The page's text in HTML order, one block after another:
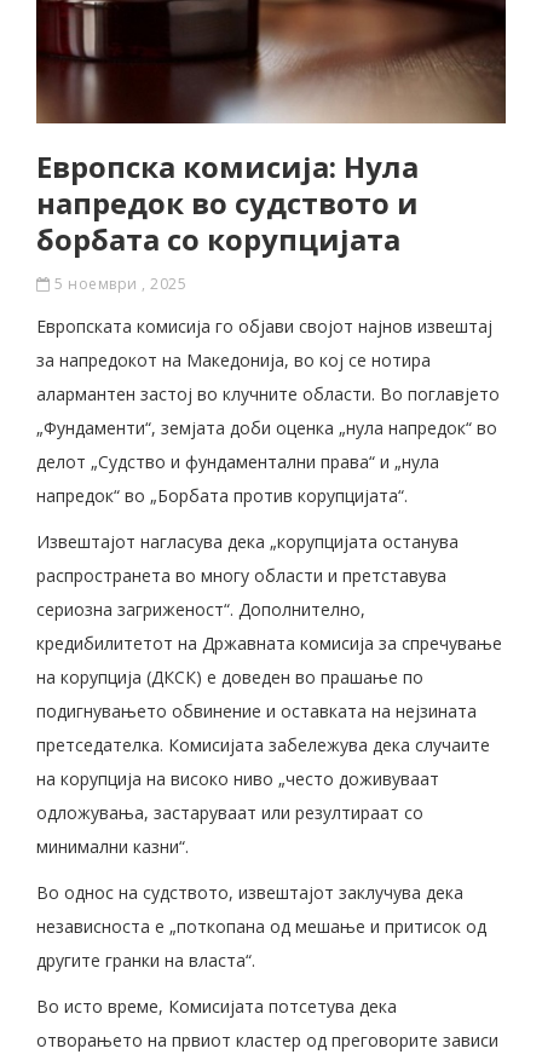
Европска комисија: Нула
напредок во судството и
борбата со корупцијата
5 ноември , 2025
Европската комисија го објави својот најнов извештај
за напредокот на Македонија, во кој се нотира
алармантен застој во клучните области. Во поглавјето
„Фундаменти“, земјата доби оценка „нула напредок“ во
делот „Судство и фундаментални права“ и „нула
напредок“ во „Борбата против корупцијата“.
Извештајот нагласува дека „корупцијата останува
распространета во многу области и претставува
сериозна загриженост“. Дополнително,
кредибилитетот на Државната комисија за спречување
на корупција (ДКСК) е доведен во прашање по
подигнувањето обвинение и оставката на нејзината
претседателка. Комисијата забележува дека случаите
на корупција на високо ниво „често доживуваат
одложувања, застаруваат или резултираат со
минимални казни“.
Во однос на судството, извештајот заклучува дека
независноста е „поткопана од мешање и притисок од
другите гранки на власта“.
Во исто време, Комисијата потсетува дека
отворањето на првиот кластер од преговорите зависи